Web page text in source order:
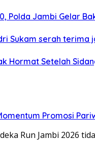
Polda Jambi Gelar
Sukam serah terima
Hormat Setelah
Promosi
Run Jambi 2026